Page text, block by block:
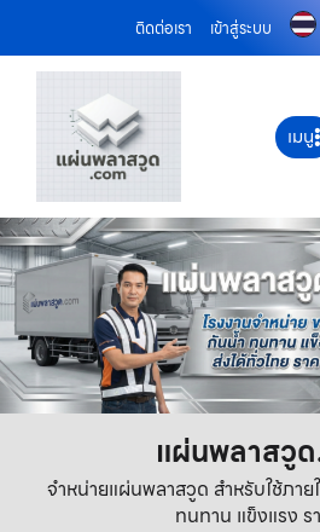
ติดต่อเรา เข้าสู่ระบบ
เมนู
แผ่นพลาสวู
จำหน่ายแผ่นพลาสวูด สำหรับใช้ภา
ทนทาน แข็งแรง ร